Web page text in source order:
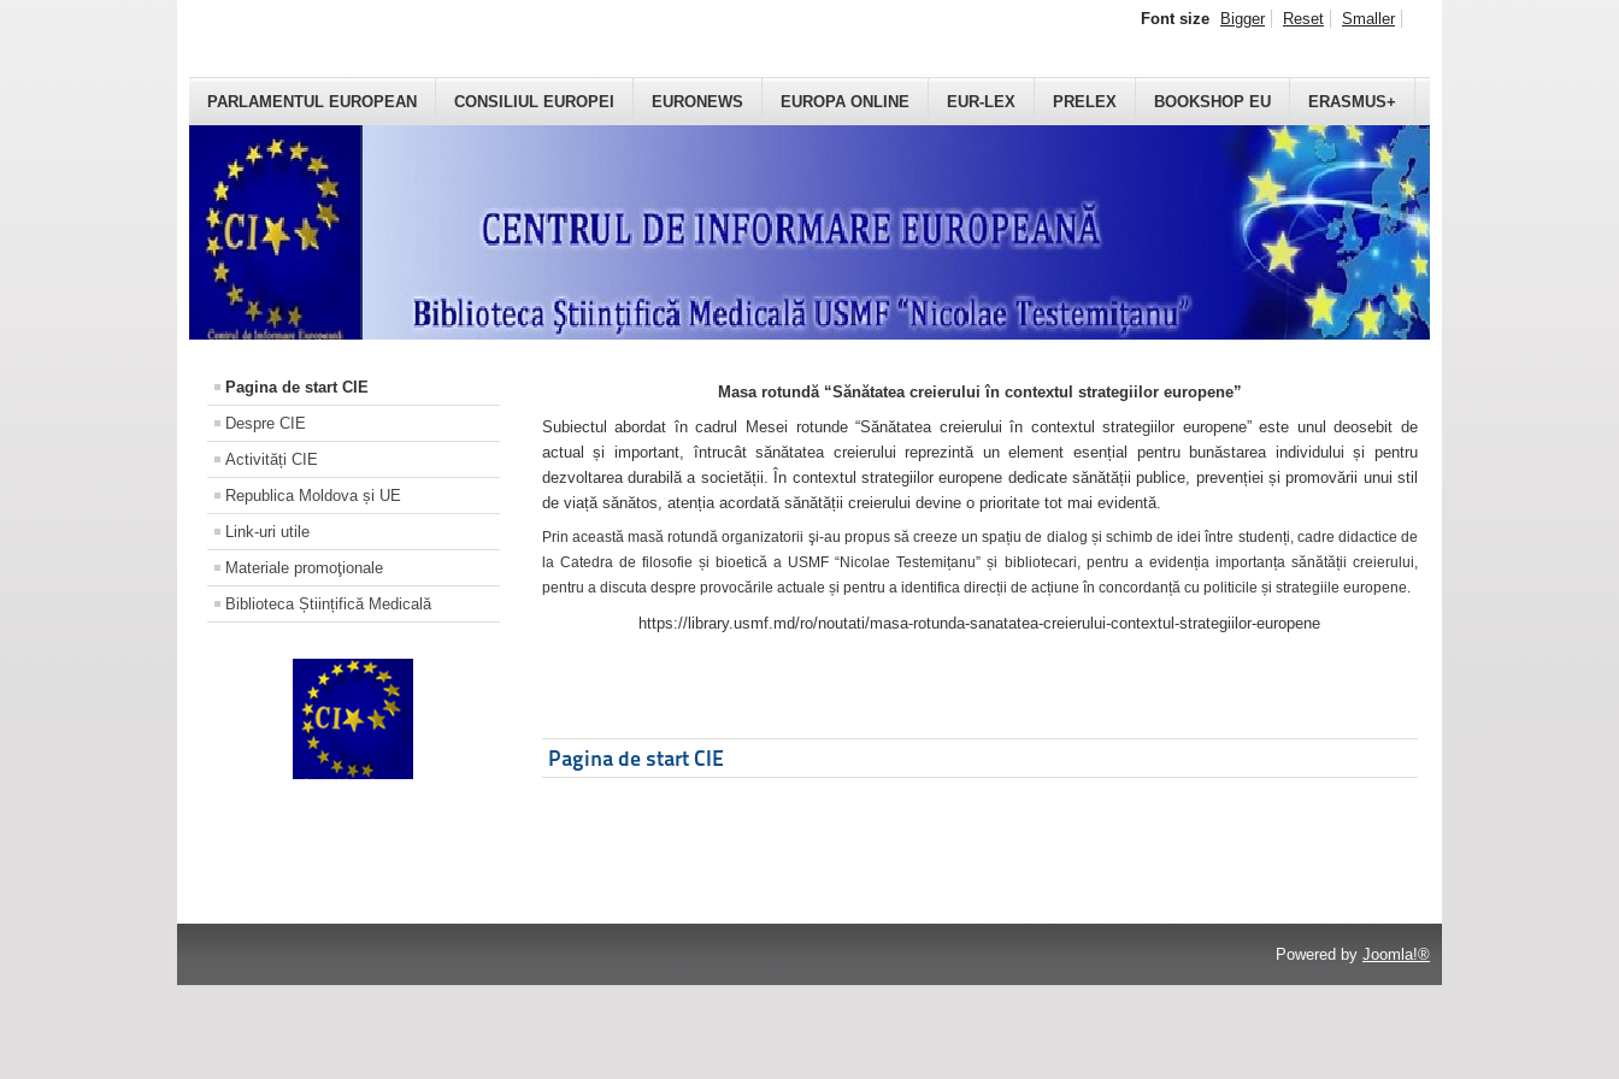
PARLAMENTUL EUROPEAN CONSILIUL EUROPEI EURONEWS EUROPA ONLINE EUR-LEX PRELEX BOOKSHOP EU ERASMUS+
Font size Bigger Reset Smaller
Pagina de start CIE
Despre CIE
Activități CIE
Republica Moldova și UE
Link-uri utile
Materiale promoţionale
Biblioteca Științifică Medicală
Masa rotundă “Sănătatea creierului în contextul strategiilor europene”
Subiectul abordat în cadrul Mesei rotunde “Sănătatea creierului în contextul strategiilor europene” este unul deosebit de
actual și important, întrucât sănătatea creierului reprezintă un element esențial pentru bunăstarea individului și pentru
dezvoltarea durabilă a societății. În contextul strategiilor europene dedicate sănătății publice, prevenției și promovării unui stil
de viață sănătos, atenția acordată sănătății creierului devine o prioritate tot mai evidentă.
Prin această masă rotundă organizatorii şi-au propus să creeze un spațiu de dialog și schimb de idei între studenți, cadre didactice de
la Catedra de filosofie și bioetică a USMF “Nicolae Testemițanu” și bibliotecari, pentru a evidenția importanța sănătății creierului,
pentru a discuta despre provocările actuale și pentru a identifica direcții de acțiune în concordanță cu politicile și strategiile europene.
https://library.usmf.md/ro/noutati/masa-rotunda-sanatatea-creierului-contextul-strategiilor-europene
Pagina de start CIE
Powered by Joomla!®